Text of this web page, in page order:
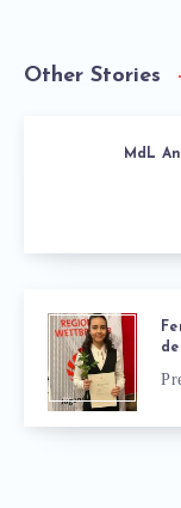
Other Stories
MdL